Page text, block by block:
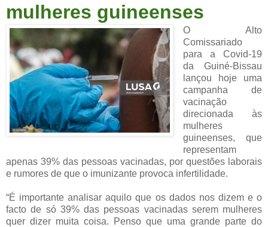
mulheres guineenses
O Alto
Comissariado
para a Covid-19
da Guiné-Bissau
lançou hoje uma
campanha de
vacinação
direcionada às
mulheres
guineenses, que
representam
apenas 39% das pessoas vacinadas, por questões laborais
e rumores de que o imunizante provoca infertilidade.
“É importante analisar aquilo que os dados nos dizem e o
facto de só 39% das pessoas vacinadas serem mulheres
quer dizer muita coisa. Penso que uma grande parte do